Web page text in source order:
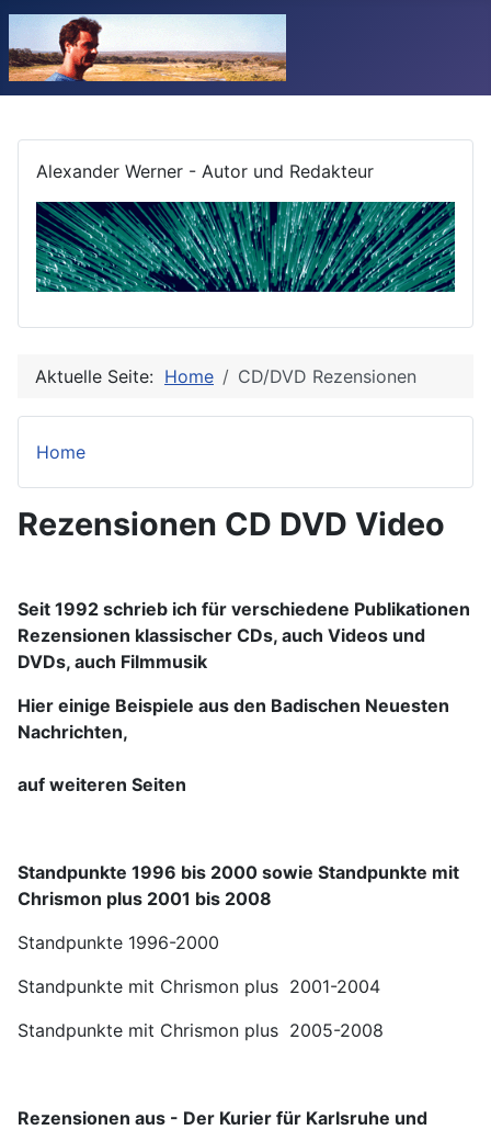
Alexander Werner - Autor und Redakteur
Aktuelle Seite: Home CD/DVD Rezensionen
Home
Rezensionen CD DVD Video
Seit 1992 schrieb ich für verschiedene Publikationen
Rezensionen klassischer CDs, auch Videos und
DVDs, auch Filmmusik
Hier einige Beispiele aus den Badischen Neuesten
Nachrichten,
auf weiteren Seiten
Standpunkte 1996 bis 2000 sowie Standpunkte mit
Chrismon plus 2001 bis 2008
Standpunkte 1996-2000
Standpunkte mit Chrismon plus 2001-2004
Standpunkte mit Chrismon plus 2005-2008
Rezensionen aus - Der Kurier für Karlsruhe und